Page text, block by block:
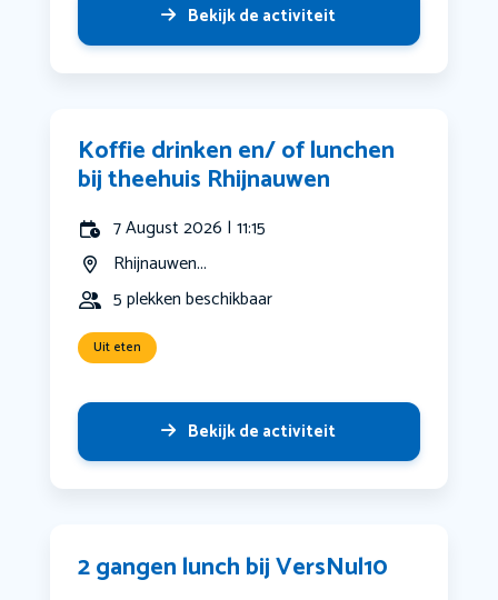
Bekijk de activiteit
Koffie drinken en/ of lunchen
bij theehuis Rhijnauwen
7 August 2026 | 11:15
Rhijnauwen...
5 plekken beschikbaar
Uit eten
Bekijk de activiteit
2 gangen lunch bij VersNul10